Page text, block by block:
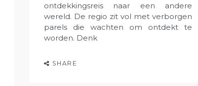
ontdekkingsreis naar een andere
wereld. De regio zit vol met verborgen
parels die wachten om ontdekt te
worden. Denk
SHARE